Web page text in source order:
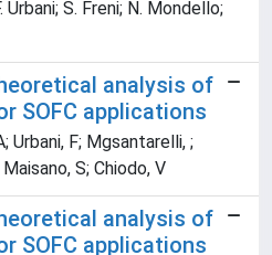
Urbani; S. Freni; N. Mondello;
analysis of
SOFC applications
Urbani, F; Mgsantarelli, ;
S; Chiodo, V
analysis of
SOFC applications